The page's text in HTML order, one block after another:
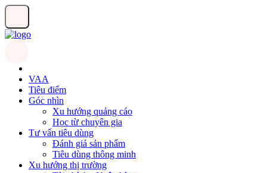
VAA
Tiêu điểm
Góc nhìn
Xu hướng quảng cáo
Học từ chuyên gia
Tư vấn tiêu dùng
Đánh giá sản phẩm
Tiêu dùng thông minh
Xu hướng thị trường